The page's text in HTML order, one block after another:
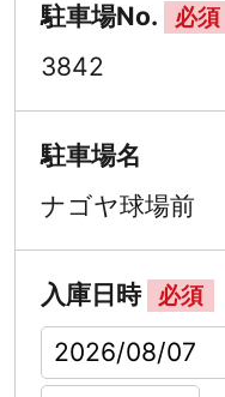
駐車場No. 必須
3842
駐車場名
ナゴヤ球場前
入庫日時 必須